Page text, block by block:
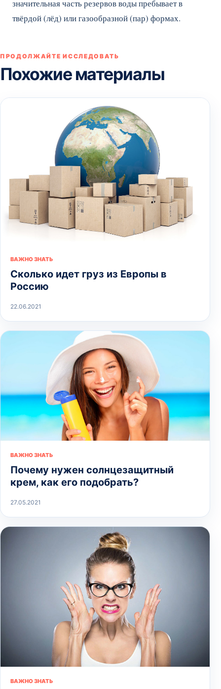
значительная часть резервов воды пребывает в
твёрдой (лёд) или газообразной (пар) формах.
ПРОДОЛЖАЙТЕ ИССЛЕДОВАТЬ
Похожие материалы
ВАЖНО ЗНАТЬ
Сколько идет груз из Европы в
Россию
22.06.2021
ВАЖНО ЗНАТЬ
Почему нужен солнцезащитный
крем, как его подобрать?
27.05.2021
ВАЖНО ЗНАТЬ